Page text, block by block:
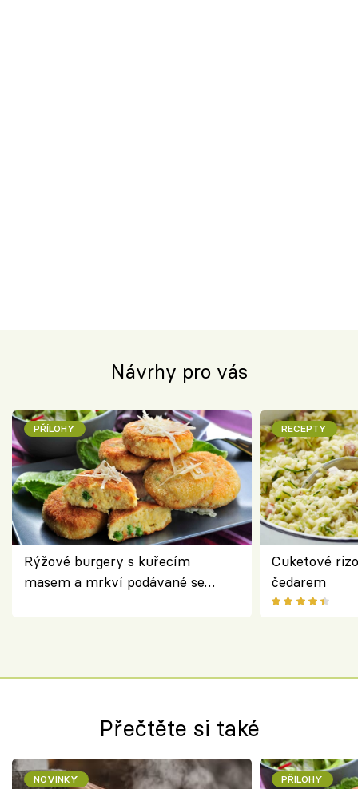
Návrhy pro vás
PŘÍLOHY
Rýžové burgery s kuřecím
masem a mrkví podávané se
RECEPTY
Cuketové
čedarem
Přečtěte si také
NOVINKY PŘÍLOHY